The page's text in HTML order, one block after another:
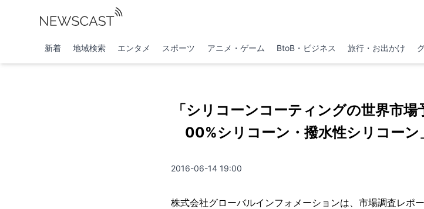
新着 地域検索 エンタメ スポーツ アニメ・ゲーム BtoB・ビジネス 旅行・お出かけ
「シリコーンコーティングの世界市
00%シリコーン・撥水性シリコー
2016-06-14 19:00
株式会社グローバルインフォメーションは、市場調査レポ